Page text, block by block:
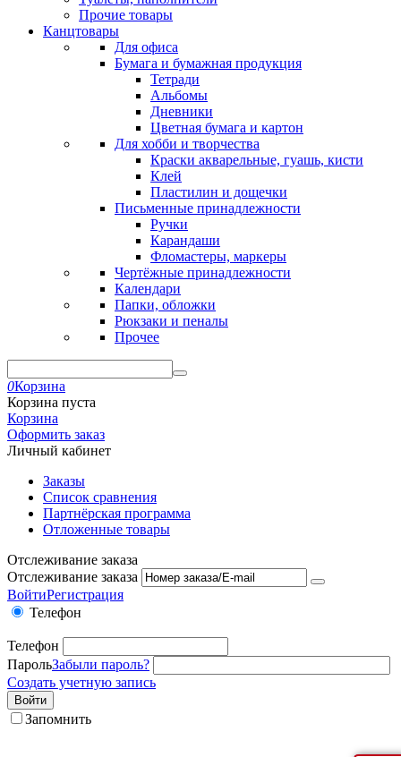
Прочие товары
Канцтовары
Для офиса
Бумага и бумажная продукция
Тетради
Альбомы
Дневники
Цветная бумага и картон
Для хобби и творчества
Краски акварельные, гуашь, кисти
Клей
Пластилин и дощечки
Письменные принадлежности
Ручки
Карандаши
Фломастеры, маркеры
Чертёжные принадлежности
Календари
Папки, обложки
Рюкзаки и пеналы
Прочее
0Корзина
Корзина пуста
Корзина
Оформить заказ
Личный кабинет
Заказы
Список сравнения
Партнёрская программа
Отложенные товары
Отслеживание заказа
Отслеживание заказа
ВойтиРегистрация
Телефон
Телефон
ПарольЗабыли пароль?
Создать учетную запись
Войти
Запомнить